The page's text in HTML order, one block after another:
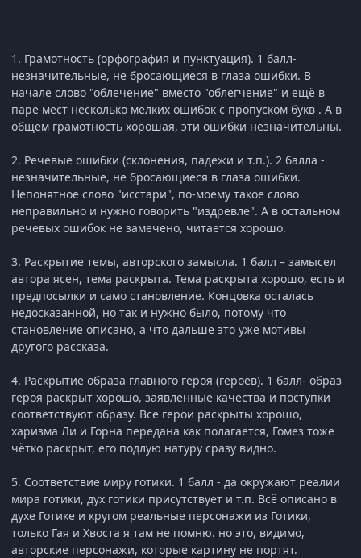
1. Грамотность (орфография и пунктуация). 1 балл-
незначительные, не бросающиеся в глаза ошибки. В
начале слово "облечение" вместо "облегчение" и ещё в
паре мест несколько мелких ошибок с пропуском букв . А в
общем грамотность хорошая, эти ошибки незначительны.
2. Речевые ошибки (склонения, падежи и т.п.). 2 балла -
незначительные, не бросающиеся в глаза ошибки.
Непонятное слово "исстари", по-моему такое слово
неправильно и нужно говорить "издревле". А в остальном
речевых ошибок не замечено, читается хорошо.
3. Раскрытие темы, авторского замысла. 1 балл – замысел
автора ясен, тема раскрыта. Тема раскрыта хорошо, есть и
предпосылки и само становление. Концовка осталась
недосказанной, но так и нужно было, потому что
становление описано, а что дальше это уже мотивы
другого рассказа.
4. Раскрытие образа главного героя (героев). 1 балл- образ
героя раскрыт хорошо, заявленные качества и поступки
соответствуют образу. Все герои раскрыты хорошо,
харизма Ли и Горна передана как полагается, Гомез тоже
чётко раскрыт, его подлую натуру сразу видно.
5. Соответствие миру готики. 1 балл - да окружают реалии
мира готики, дух готики присутствует и т.п. Всё описано в
духе Готике и кругом реальные персонажи из Готики,
только Гая и Хвоста я там не помню. но это, видимо,
авторские персонажи, которые картину не портят.